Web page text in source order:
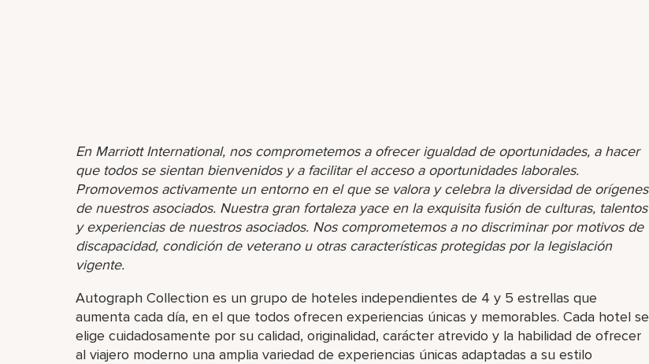
En Marriott International, nos comprometemos a ofrecer igualdad de oportunidades, a hacer
que todos se sientan bienvenidos y a facilitar el acceso a oportunidades laborales.
Promovemos activamente un entorno en el que se valora y celebra la diversidad de orígenes
de nuestros asociados. Nuestra gran fortaleza yace en la exquisita fusión de culturas, talentos
y experiencias de nuestros asociados. Nos comprometemos a no discriminar por motivos de
discapacidad, condición de veterano u otras características protegidas por la legislación
vigente.
Autograph Collection es un grupo de hoteles independientes de 4 y 5 estrellas que
aumenta cada día, en el que todos ofrecen experiencias únicas y memorables. Cada hotel se
elige cuidadosamente por su calidad, originalidad, carácter atrevido y la habilidad de ofrecer
al viajero moderno una amplia variedad de experiencias únicas adaptadas a su estilo